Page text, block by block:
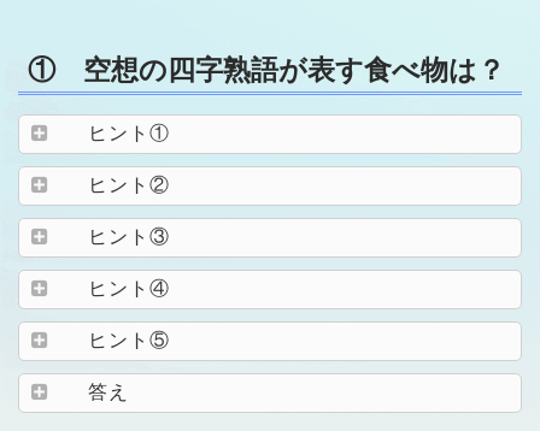
① 空想の四字熟語が表す食べ物は？
ヒント①
ヒント②
ヒント③
ヒント④
ヒント⑤
答え